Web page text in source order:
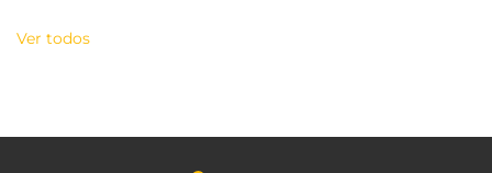
Ver todos